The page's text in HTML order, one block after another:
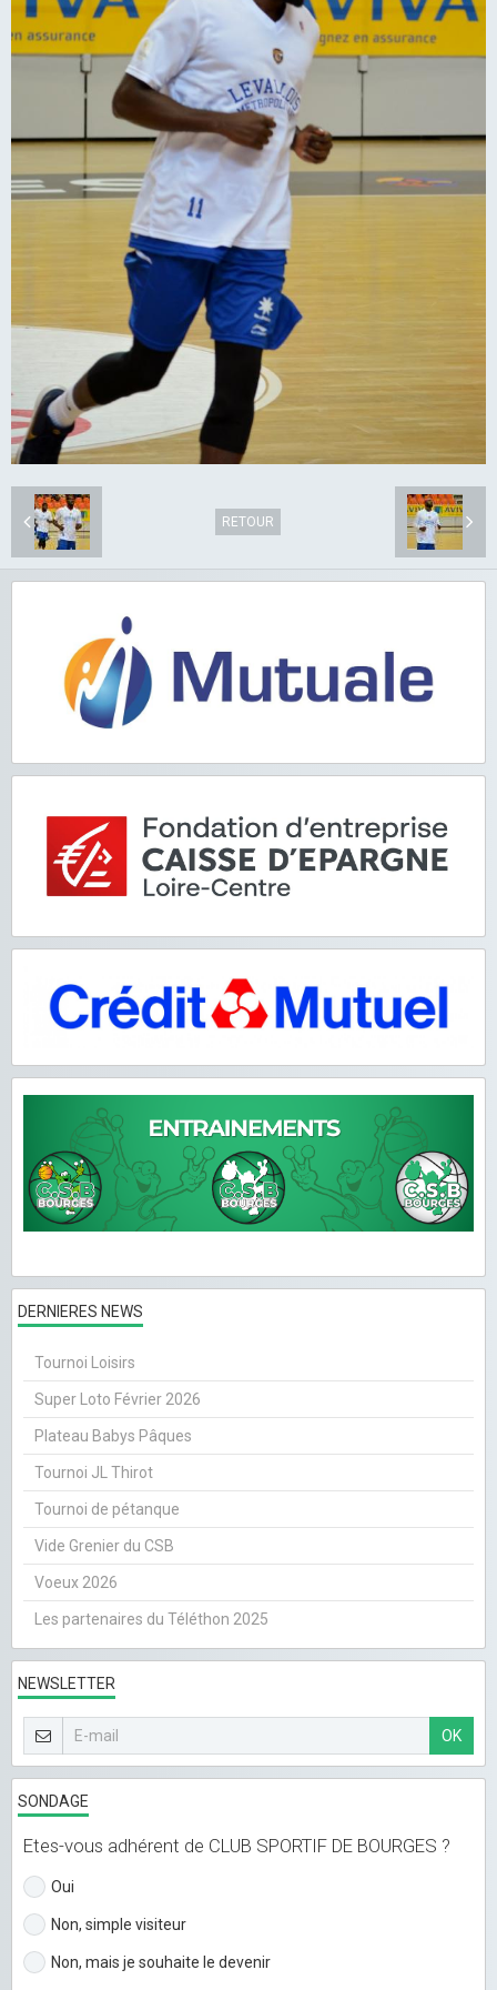
RETOUR
DERNIERES NEWS
Tournoi Loisirs
Super Loto Février 2026
Plateau Babys Pâques
Tournoi JL Thirot
Tournoi de pétanque
Vide Grenier du CSB
Voeux 2026
Les partenaires du Téléthon 2025
NEWSLETTER
OK
SONDAGE
Etes-vous adhérent de CLUB SPORTIF DE BOURGES ?
Oui
Non, simple visiteur
Non, mais je souhaite le devenir